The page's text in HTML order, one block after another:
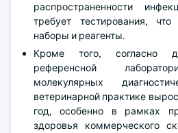
распространенности
требует тестирования,
наборы и реагенты.
Кроме того, согласно
референсной
молекулярных
ветеринарной практике
год, особенно в рамках
здоровья коммерческого